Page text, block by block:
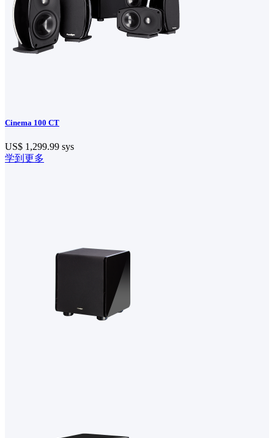
Cinema 100 CT
US$ 1,299.99 sys
学到更多